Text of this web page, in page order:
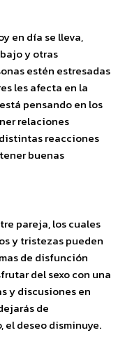
en día se lleva,
y otras
estén estresadas
les afecta en la
pensando en los
relaciones
reacciones
buenas
pareja, los cuales
y tristezas pueden
de disfunción
del sexo con una
y discusiones en
de
deseo disminuye.